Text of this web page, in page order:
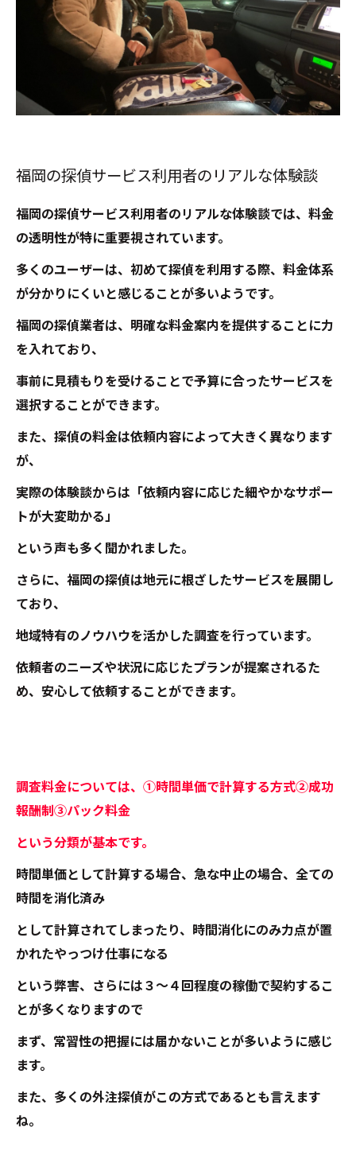
福岡の探偵サービス利用者のリアルな体験談
福岡の探偵サービス利用者のリアルな体験談では、料金
の透明性が特に重要視されています。
多くのユーザーは、初めて探偵を利用する際、料金体系
が分かりにくいと感じることが多いようです。
福岡の探偵業者は、明確な料金案内を提供することに力
を入れており、
事前に見積もりを受けることで予算に合ったサービスを
選択することができます。
また、探偵の料金は依頼内容によって大きく異なります
が、
実際の体験談からは「依頼内容に応じた細やかなサポー
トが大変助かる」
という声も多く聞かれました。
さらに、福岡の探偵は地元に根ざしたサービスを展開し
ており、
地域特有のノウハウを活かした調査を行っています。
依頼者のニーズや状況に応じたプランが提案されるた
め、安心して依頼することができます。
調査料金については、①時間単価で計算する方式②成功
報酬制③パック料金
という分類が基本です。
時間単価として計算する場合、急な中止の場合、全ての
時間を消化済み
として計算されてしまったり、時間消化にのみ力点が置
かれたやっつけ仕事になる
という弊害、さらには３～４回程度の稼働で契約するこ
とが多くなりますので
まず、常習性の把握には届かないことが多いように感じ
ます。
また、多くの外注探偵がこの方式であるとも言えます
ね。